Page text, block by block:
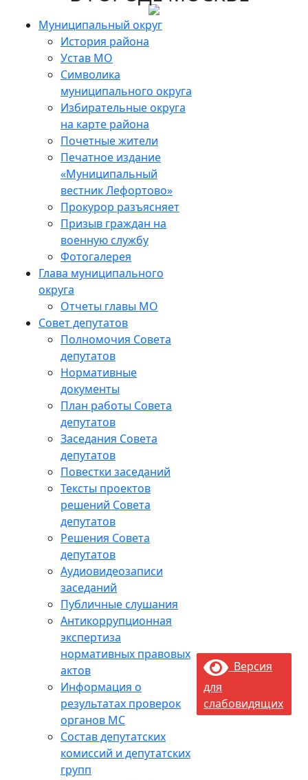
Муниципальный округ
История района
Устав МО
Символика
муниципального округа
Избирательные округа
на карте района
Почетные жители
Печатное издание
«Муниципальный
вестник Лефортово»
Прокурор разъясняет
Призыв граждан на
военную службу
Фотогалерея
Глава муниципального
округа
Отчеты главы МО
Совет депутатов
Полномочия Совета
депутатов
Нормативные
документы
План работы Совета
депутатов
Заседания Cовета
депутатов
Повестки заседаний
Тексты проектов
решений Совета
депутатов
Решения Совета
депутатов
Аудиовидеозаписи
заседаний
Публичные слушания
Антикоррупционная
экспертиза
нормативных правовых
актов
Информация о
результатах проверок
органов МС
Состав депутатских
комиссий и депутатских
групп
Версия
для
слабовидящих